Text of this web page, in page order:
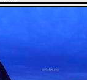
dOssau